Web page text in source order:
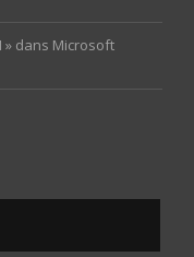
» dans Microsoft